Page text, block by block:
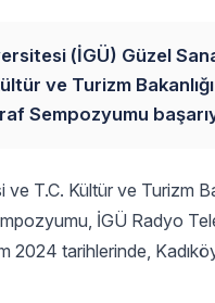
(İGÜ) Güzel
ve Turizm
Sempozyumu
T.C. Kültür ve Turizm
İGÜ Radyo
2024 tarihlerinde,